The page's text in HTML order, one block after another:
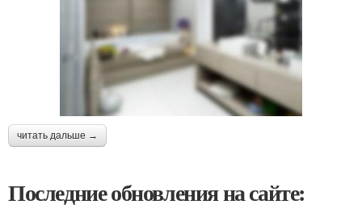
читать дальше →
Последние обновления на сайте: